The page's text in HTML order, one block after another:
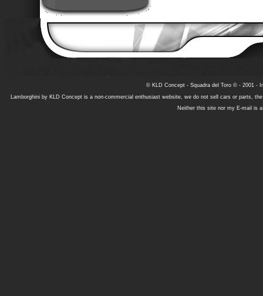
© KLD Concept - Squadra del Toro © - 2001 -
Lamborghini by KLD Concept is a non-commercial enthusiast website, we do not sell cars or parts,
Neither this site nor my E-mail is